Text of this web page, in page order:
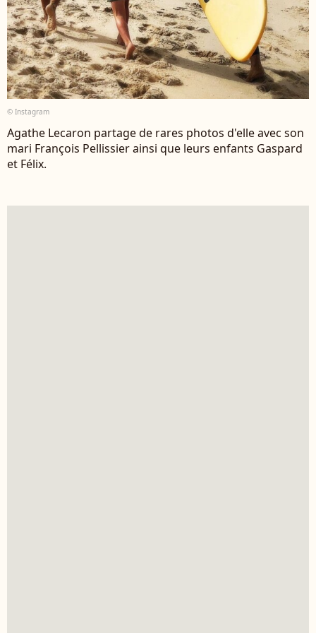
© Instagram
Agathe Lecaron partage de rares photos d'elle avec son
mari François Pellissier ainsi que leurs enfants Gaspard
et Félix.